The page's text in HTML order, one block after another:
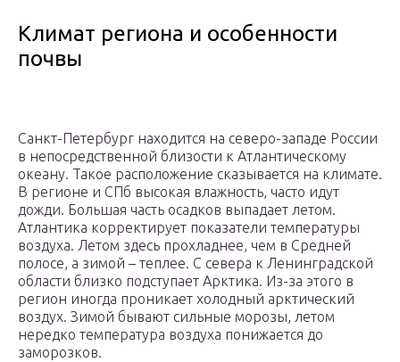
Климат региона и особенности
почвы
Санкт-Петербург находится на северо-западе России
в непосредственной близости к Атлантическому
океану. Такое расположение сказывается на климате.
В регионе и СПб высокая влажность, часто идут
дожди. Большая часть осадков выпадает летом.
Атлантика корректирует показатели температуры
воздуха. Летом здесь прохладнее, чем в Средней
полосе, а зимой – теплее. С севера к Ленинградской
области близко подступает Арктика. Из-за этого в
регион иногда проникает холодный арктический
воздух. Зимой бывают сильные морозы, летом
нередко температура воздуха понижается до
заморозков.